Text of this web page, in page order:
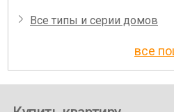
Все типы и серии домов
все